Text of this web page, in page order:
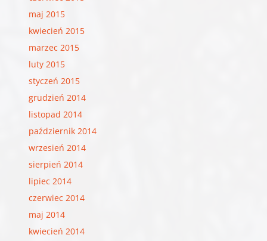
maj 2015
kwiecień 2015
marzec 2015
luty 2015
styczeń 2015
grudzień 2014
listopad 2014
październik 2014
wrzesień 2014
sierpień 2014
lipiec 2014
czerwiec 2014
maj 2014
kwiecień 2014